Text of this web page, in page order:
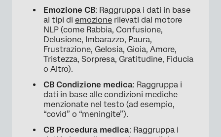
Emozione CB: Raggruppa i dati in base
ai tipi di emozione rilevati dal motore
NLP (come Rabbia, Confusione,
Delusione, Imbarazzo, Paura,
Frustrazione, Gelosia, Gioia, Amore,
Tristezza, Sorpresa, Gratitudine, Fiducia
o Altro).
CB Condizione medica: Raggruppa i
dati in base alle condizioni mediche
menzionate nel testo (ad esempio,
“covid” o “meningite”).
CB Procedura medica: Raggruppa i